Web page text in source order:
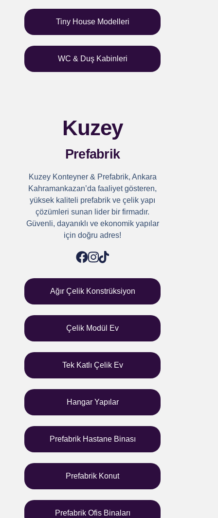
Tiny House Modelleri
WC & Duş Kabinleri
Kuzey
Prefabrik
Kuzey Konteyner & Prefabrik, Ankara
Kahramankazan’da faaliyet gösteren,
yüksek kaliteli prefabrik ve çelik yapı
çözümleri sunan lider bir firmadır.
Güvenli, dayanıklı ve ekonomik yapılar
için doğru adres!
Ağır Çelik Konstrüksiyon
Çelik Modül Ev
Tek Katlı Çelik Ev
Hangar Yapılar
Prefabrik Hastane Binası
Prefabrik Konut
Prefabrik Ofis Binaları